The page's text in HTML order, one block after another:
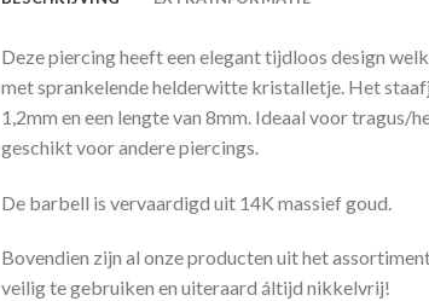
Deze piercing heeft een elegant tijdloos design
met sprankelende helderwitte kristalletje. Het
1,2mm en een lengte van 8mm. Ideaal voor tragus/
geschikt voor andere piercings.
De barbell is vervaardigd uit 14K massief goud.
Bovendien zijn al onze producten uit het
veilig te gebruiken en uiteraard áltijd nikkelvrij!